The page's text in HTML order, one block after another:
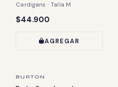
Cardigans · Talla M
Precio:
$44.900
AGREGAR
ÚLTIMA PIEZA
BURTON